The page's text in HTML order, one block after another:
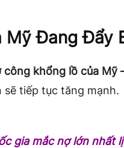
Mỹ Đang Đẩy
công khổng lồ của Mỹ
sẽ tiếp tục tăng mạnh.
gia mắc nợ lớn nhất